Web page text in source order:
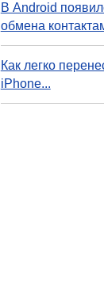
В Android
обмена
Как легко
iPhone...